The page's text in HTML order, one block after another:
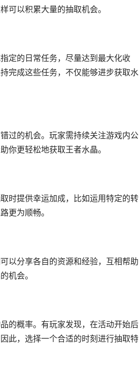
可以积累大量的抽取机会。
定的日常任务，尽量达到最大化收
完成这些任务，不仅能够进步获取水
过的机会。玩家需持续关注游戏内公
你更轻松地获取王者水晶。
时提供幸运加成，比如运用特定的转
更为顺畅。
以分享各自的资源和经验，互相帮助
机会。
的概率。有玩家发现，在活动开始后
此，选择一个合适的时刻进行抽取特